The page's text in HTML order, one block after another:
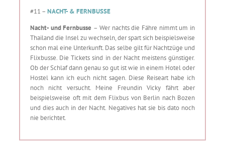
#11 – NACHT- & FERNBUSSE
Nacht- und Fernbusse – Wer nachts die Fähre nimmt um in
Thailand die Insel zu wechseln, der spart sich beispielsweise
schon mal eine Unterkunft. Das selbe gilt für Nachtzüge und
Flixbusse. Die Tickets sind in der Nacht meistens günstiger.
Ob der Schlaf dann genau so gut ist wie in einem Hotel oder
Hostel kann ich euch nicht sagen. Diese Reiseart habe ich
noch nicht versucht. Meine Freundin Vicky fährt aber
beispielsweise oft mit dem Flixbus von Berlin nach Bozen
und dies auch in der Nacht. Negatives hat sie bis dato noch
nie berichtet.